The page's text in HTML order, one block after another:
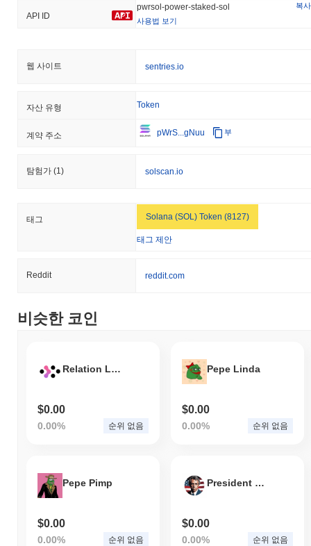
API ID
pwrsol-power-staked-sol
복사
사용법 보기
웹 사이트 sentries.io
자산 유형 Token
계약 주소 pWrS...gNuu 부
탐험가 (1) solscan.io
태그 Solana (SOL) Token (8127)
태그 제안
Reddit reddit.com
비슷한 코인
Relation Labs
$0.00
0.00% 순위 없음
Pepe Linda
$0.00
0.00% 순위 없음
Pepe Pimp
$0.00
0.00% 순위 없음
President Robert F. Kennedy Jr
$0.00
0.00% 순위 없음